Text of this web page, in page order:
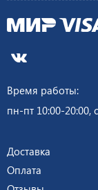
Время работы:
пн-пт 10:00-20:00,
Доставка
Оплата